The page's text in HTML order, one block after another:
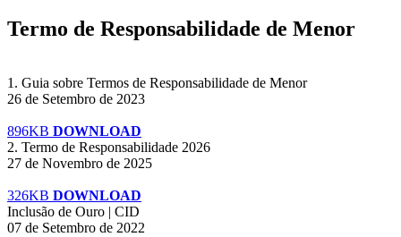
Termo de Responsabilidade de Menor
1. Guia sobre Termos de Responsabilidade de Menor
26 de Setembro de 2023
896KB DOWNLOAD
2. Termo de Responsabilidade 2026
27 de Novembro de 2025
326KB DOWNLOAD
Inclusão de Ouro | CID
07 de Setembro de 2022